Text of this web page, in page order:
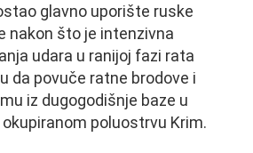
glavno uporište ruske
nakon što je intenzivna
udara u ranijoj fazi rata
da povuče ratne brodove i
iz dugogodišnje baze u
poluostrvu Krim.